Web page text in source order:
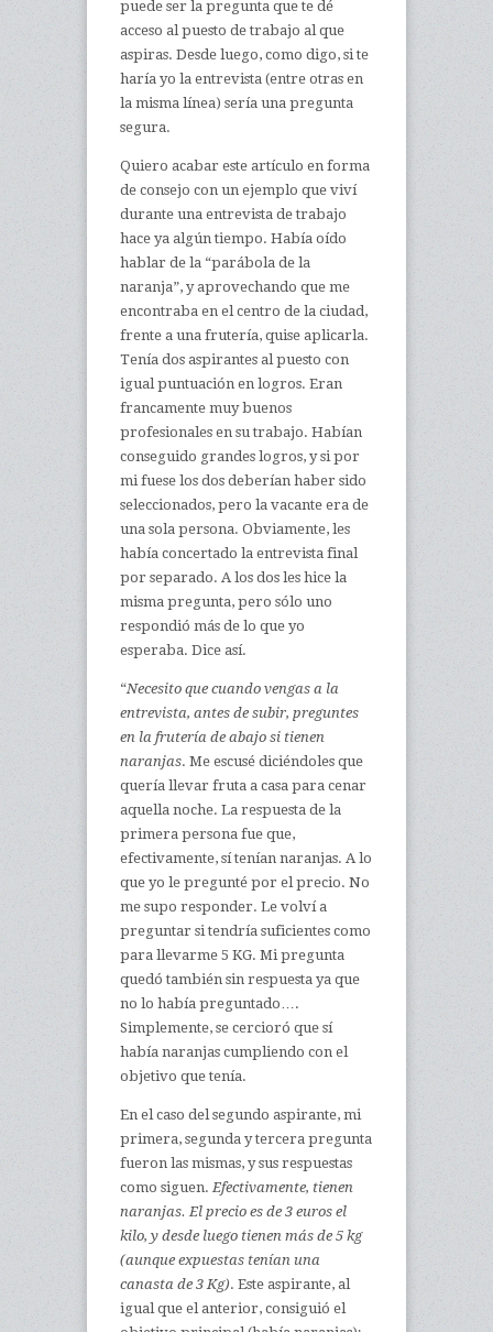
puede ser la pregunta que te dé
acceso al puesto de trabajo al que
aspiras. Desde luego, como digo, si te
haría yo la entrevista (entre otras en
la misma línea) sería una pregunta
segura.
Quiero acabar este artículo en forma
de consejo con un ejemplo que viví
durante una entrevista de trabajo
hace ya algún tiempo. Había oído
hablar de la “parábola de la
naranja”, y aprovechando que me
encontraba en el centro de la ciudad,
frente a una frutería, quise aplicarla.
Tenía dos aspirantes al puesto con
igual puntuación en logros. Eran
francamente muy buenos
profesionales en su trabajo. Habían
conseguido grandes logros, y si por
mi fuese los dos deberían haber sido
seleccionados, pero la vacante era de
una sola persona. Obviamente, les
había concertado la entrevista final
por separado. A los dos les hice la
misma pregunta, pero sólo uno
respondió más de lo que yo
esperaba. Dice así.
“Necesito que cuando vengas a la
entrevista, antes de subir, preguntes
en la frutería de abajo si tienen
naranjas. Me escusé diciéndoles que
quería llevar fruta a casa para cenar
aquella noche. La respuesta de la
primera persona fue que,
efectivamente, sí tenían naranjas. A lo
que yo le pregunté por el precio. No
me supo responder. Le volví a
preguntar si tendría suficientes como
para llevarme 5 KG. Mi pregunta
quedó también sin respuesta ya que
no lo había preguntado….
Simplemente, se cercioró que sí
había naranjas cumpliendo con el
objetivo que tenía.
En el caso del segundo aspirante, mi
primera, segunda y tercera pregunta
fueron las mismas, y sus respuestas
como siguen.Efectivamente, tienen
naranjas. El precio es de 3 euros el
kilo, y desde luego tienen más de 5 kg
(aunque expuestas tenían una
canasta de 3 Kg). Este aspirante, al
igual que el anterior, consiguió el